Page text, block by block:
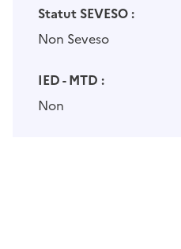
Statut SEVESO :
Non Seveso
IED - MTD :
Non